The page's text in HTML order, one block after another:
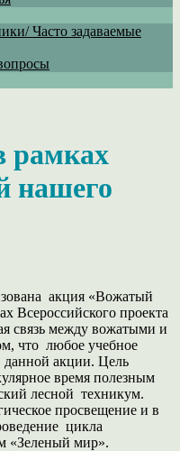
Часто задаваемые
рамках
нашего
акция «Вожатый
Всероссийского проекта
связь между вожатыми и
что любое учебное
данной акции. Цель
время полезным
лесной техникум.
просвещение и в
цикла
«Зеленый мир».